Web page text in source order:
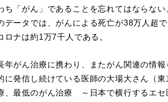
ち「がん」であることを忘れてはならない
データでは、がんによる死亡が38万人超
ロナは約1万7千人である。
がん治療に携わり、またがん関連の情報
に発信し続けている医師の大場大さん（
、最低のがん治療 ～日本で横行するエセ